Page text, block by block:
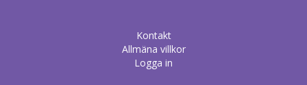
Kontakt
Allmäna villkor
Logga in